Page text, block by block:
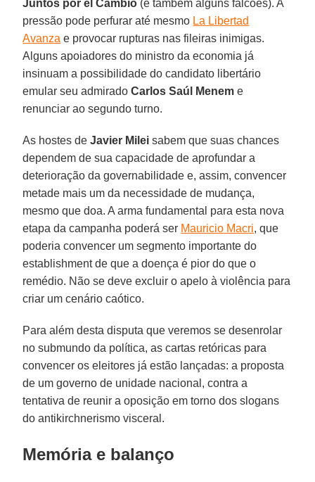
Juntos por el Cambio (e também alguns falcões). A
pressão pode perfurar até mesmo La Libertad
Avanza e provocar rupturas nas fileiras inimigas.
Alguns apoiadores do ministro da economia já
insinuam a possibilidade do candidato libertário
emular seu admiradoCarlos Saúl Menem e
renunciar ao segundo turno.
As hostes deJavier Milei sabem que suas chances
dependem de sua capacidade de aprofundar a
deterioração da governabilidade e, assim, convencer
metade mais um da necessidade de mudança,
mesmo que doa. A arma fundamental para esta nova
etapa da campanha poderá ser Mauricio Macri, que
poderia convencer um segmento importante do
establishment de que a doença é pior do que o
remédio. Não se deve excluir o apelo à violência para
criar um cenário caótico.
Para além desta disputa que veremos se desenrolar
no submundo da política, as cartas retóricas para
convencer os eleitores já estão lançadas: a proposta
de um governo de unidade nacional, contra a
tentativa de reunir a oposição em torno dos slogans
do antikirchnerismo visceral.
Memória e balanço